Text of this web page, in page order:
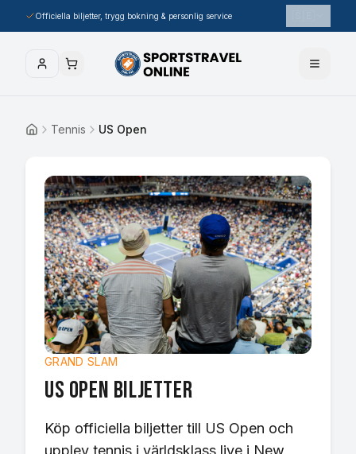
Officiella biljetter, trygg bokning & personlig service
Hem Tennis US Open
GRAND SLAM
US Open biljetter
Köp officiella biljetter till US Open och
upplev tennis i världsklass live i New